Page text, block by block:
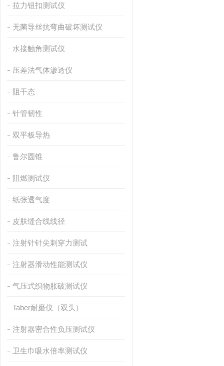
拉力钮扣测试仪
无菌导丝抗弯曲破坏测试仪
水接触角测试仪
压差法气体渗透仪
阻干态
针管韧性
双平板导热
鲁尔圆锥
阻燃测试仪
纸张透气度
皮肤缝合线线径
注射针针尖刺穿力测试
注射器滑动性能测试仪
气压式织物胀破测试仪
Taber耐磨仪（双头）
注射器密合性负压测试仪
卫生巾吸水倍率测试仪